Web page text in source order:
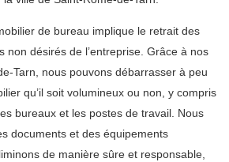
de bureau implique le retrait des
non désirés de l’entreprise. Grâce à nos
Tarn, nous pouvons débarrasser à peu
qu’il soit volumineux ou non, y compris
bureaux et les postes de travail. Nous
documents et des équipements
de manière sûre et responsable,